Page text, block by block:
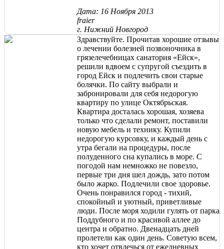
Дата: 16 Ноября 2013
fraier
г. Нижний Новгород
Здравствуйте. Прочитав хорошие отзывы
о лечении болезней позвоночника в
грязелечебницах санатория «Ейск»,
решили вдвоем с супругой съездить в
город Ейск и подлечить свои старые
болячки. По сайту выбрали и
забронировали для себя недорогую
квартиру по улице Октябрьская.
Квартира досталась хорошая, хозяева
только что сделали ремонт, поставили
новую мебель и технику. Купили
недорогую курсовку, и каждый день с
утра бегали на процедуры, после
полуденного сна купались в море. С
погодой нам немножко не повезло,
первые три дня шел дождь, зато потом
было жарко. Подлечили свое здоровье.
Очень понравился город - тихий,
спокойный и уютный, приветливые
люди. После моря ходили гулять от парка
Поддубного и по красивой аллее до
центра и обратно. Двенадцать дней
пролетели как один день. Советую всем,
кто хочет отвлечься от ежедневных